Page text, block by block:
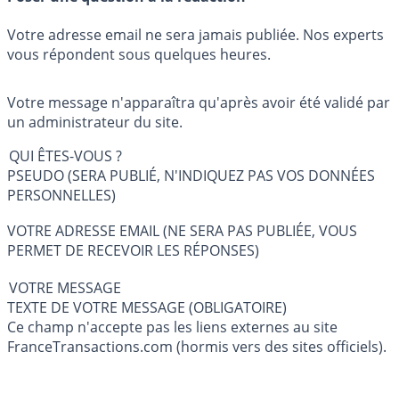
Votre adresse email ne sera jamais publiée. Nos experts
vous répondent sous quelques heures.
Votre message n'apparaîtra qu'après avoir été validé par
un administrateur du site.
QUI ÊTES-VOUS ?
PSEUDO (SERA PUBLIÉ, N'INDIQUEZ PAS VOS DONNÉES
PERSONNELLES)
VOTRE ADRESSE EMAIL (NE SERA PAS PUBLIÉE, VOUS
PERMET DE RECEVOIR LES RÉPONSES)
VOTRE MESSAGE
TEXTE DE VOTRE MESSAGE (OBLIGATOIRE)
Ce champ n'accepte pas les liens externes au site
FranceTransactions.com (hormis vers des sites officiels).